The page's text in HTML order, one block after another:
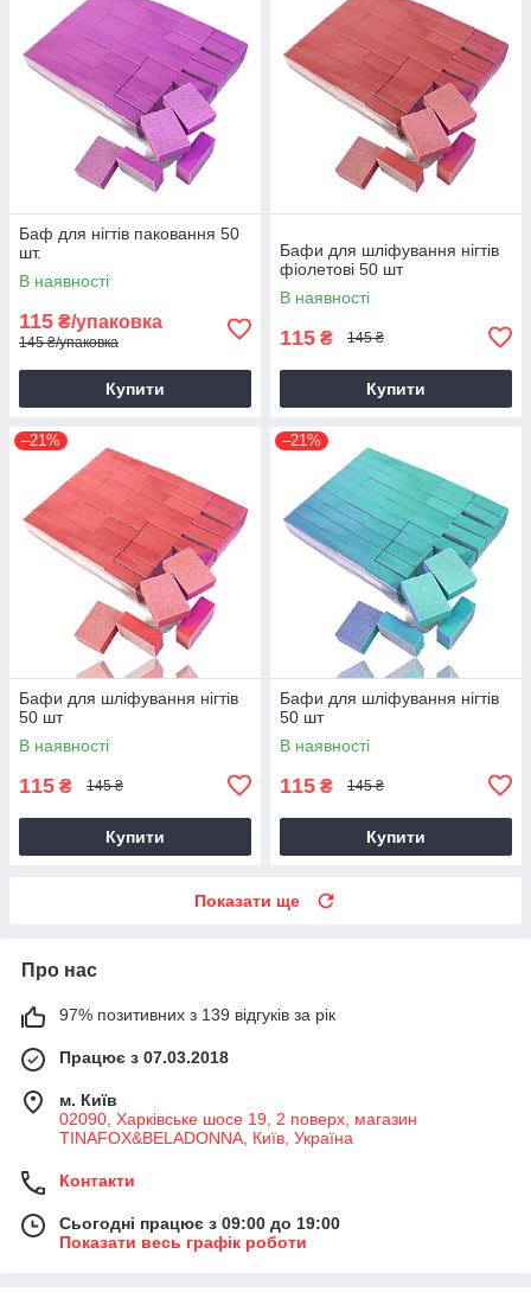
Баф для нігтів паковання 50
шт.
В наявності
115 ₴/упаковка
145 ₴/упаковка
Купити
Бафи для шліфування нігтів
фіолетові 50 шт
В наявності
115 ₴ 145 ₴
Купити
–21%
Бафи для шліфування нігтів
50 шт
В наявності
115 ₴ 145 ₴
Купити
–21%
Бафи для шліфування нігтів
50 шт
В наявності
115 ₴ 145 ₴
Купити
Показати ще
Про нас
97% позитивних з 139 відгуків за рік
Працює з 07.03.2018
м. Київ
02090, Харківське шосе 19, 2 поверх, магазин
TINAFOX&BELADONNA, Київ, Україна
Контакти
Сьогодні працює з 09:00 до 19:00
Показати весь графік роботи